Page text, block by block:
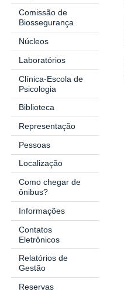
Comissão de
Biossegurança
Núcleos
Laboratórios
Clínica-Escola de
Psicologia
Biblioteca
Representação
Pessoas
Localização
Como chegar de
ônibus?
Informações
Contatos
Eletrônicos
Relatórios de
Gestão
Reservas